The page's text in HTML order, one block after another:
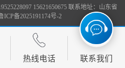
15621650675 联系地址：山东省
ICP备2025191174号-2
热线电话 联系我们